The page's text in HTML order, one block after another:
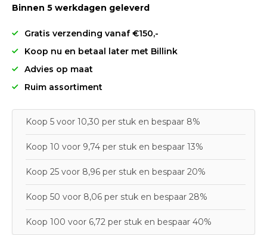
Binnen 5 werkdagen geleverd
Gratis verzending vanaf €150,-
Koop nu en betaal later met Billink
Advies op maat
Ruim assortiment
Koop 5 voor 10,30 per stuk en bespaar 8%
Koop 10 voor 9,74 per stuk en bespaar 13%
Koop 25 voor 8,96 per stuk en bespaar 20%
Koop 50 voor 8,06 per stuk en bespaar 28%
Koop 100 voor 6,72 per stuk en bespaar 40%